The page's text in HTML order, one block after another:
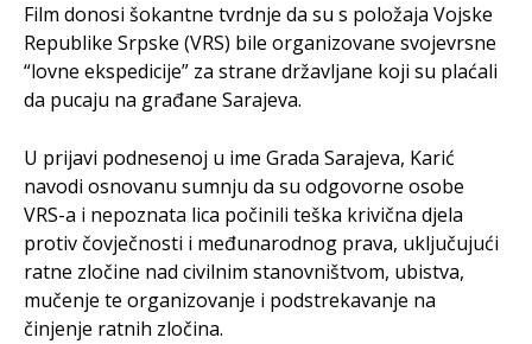
Film donosi šokantne tvrdnje da su s položaja Vojske
Republike Srpske (VRS) bile organizovane svojevrsne
“lovne ekspedicije” za strane državljane koji su plaćali
da pucaju na građane Sarajeva.
U prijavi podnesenoj u ime Grada Sarajeva, Karić
navodi osnovanu sumnju da su odgovorne osobe
VRS-a i nepoznata lica počinili teška krivična djela
protiv čovječnosti i međunarodnog prava, uključujući
ratne zločine nad civilnim stanovništvom, ubistva,
mučenje te organizovanje i podstrekavanje na
činjenje ratnih zločina.